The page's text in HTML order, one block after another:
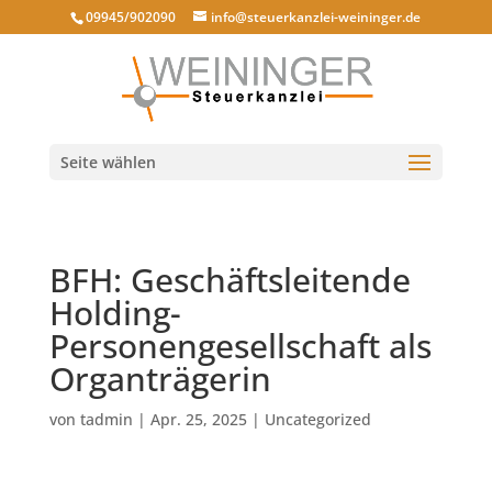
09945/902090 info@steuerkanzlei-weininger.de
Seite wählen
BFH: Geschäftsleitende
Holding-
Personengesellschaft als
Organträgerin
von tadmin | Apr. 25, 2025| Uncategorized